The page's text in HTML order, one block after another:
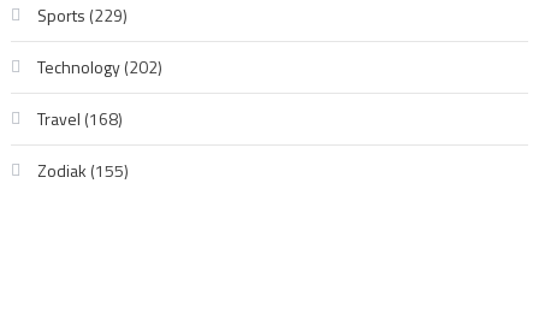
Sports (229)
Technology(202)
Travel (168)
Zodiak (155)